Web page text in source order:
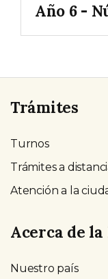
Año 6 -
Trámites
Turnos
Trámites a
Atención a la
Acerca de
Nuestro país